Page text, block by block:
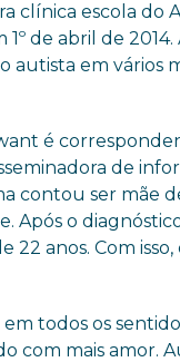
clínica escola do
de abril de
autista em vários
é
de
contou ser mãe
Após o
anos. Com
todos os
com mais amor.